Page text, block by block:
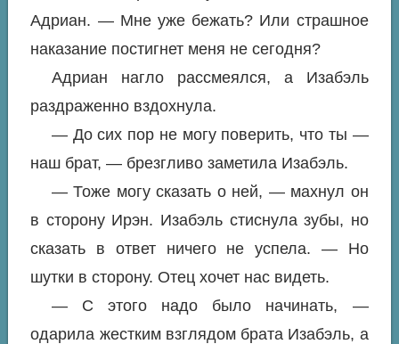
Адриан. — Мне уже бежать? Или страшное
наказание постигнет меня не сегодня?
Адриан нагло рассмеялся, а Изабэль
раздраженно вздохнула.
— До сих пор не могу поверить, что ты —
наш брат, — брезгливо заметила Изабэль.
— Тоже могу сказать о ней, — махнул он
в сторону Ирэн. Изабэль стиснула зубы, но
сказать в ответ ничего не успела. — Но
шутки в сторону. Отец хочет нас видеть.
— С этого надо было начинать, —
одарила жестким взглядом брата Изабэль, а